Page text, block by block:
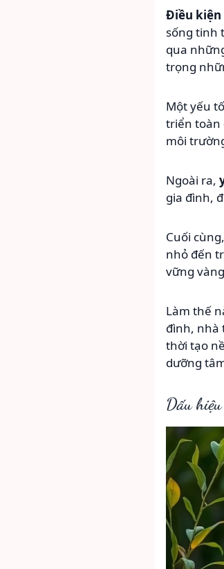
Điều
sống tinh
qua
trọng
Một yếu
triển toàn
môi
Ngoài ra,
gia đình,
Cuối cùng,
nhỏ đến
vững
Làm thế
đình, nhà
thời tạo
dưỡng
Dấu